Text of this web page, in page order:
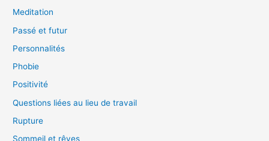
Meditation
Passé et futur
Personnalités
Phobie
Positivité
Questions liées au lieu de travail
Rupture
Sommeil et rêves